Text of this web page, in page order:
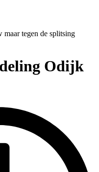
tegen de splitsing
Odijk